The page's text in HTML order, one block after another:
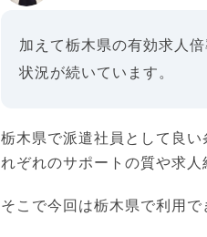
加えて栃木県の有効求人
状況が続いています。
栃木県で派遣社員として良
れぞれのサポートの質や求
そこで今回は栃木県で利用で